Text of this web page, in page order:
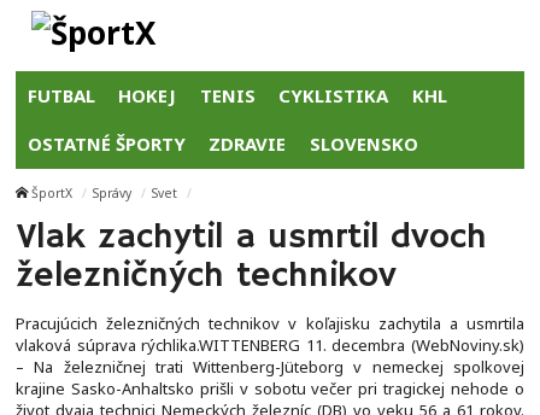
FUTBAL HOKEJ TENIS CYKLISTIKA KHL
OSTATNÉ ŠPORTY ZDRAVIE SLOVENSKO
ŠportX Správy Svet
Vlak zachytil a usmrtil dvoch
železničných technikov
Pracujúcich železničných technikov v koľajisku zachytila a usmrtila
vlaková súprava rýchlika.WITTENBERG 11. decembra (WebNoviny.sk)
– Na železničnej trati Wittenberg-Jüteborg v nemeckej spolkovej
krajine Sasko-Anhaltsko prišli v sobotu večer pri tragickej nehode o
život dvaja technici Nemeckých železníc (DB) vo veku 56 a 61 rokov.